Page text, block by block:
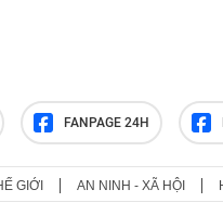
FANPAGE 24H
GIỚI AN NINH - XÃ HỘI